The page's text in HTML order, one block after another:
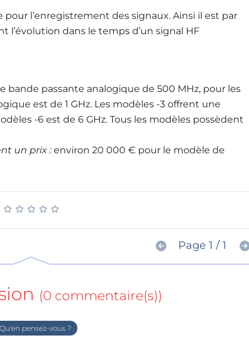
l’enregistrement des signaux. Ainsi il est par
l’évolution dans le temps d’un signal HF
bande passante analogique de 500 MHz, pour les
est de 1 GHz. Les modèles -3 offrent une
-6 est de 6 GHz. Tous les modèles possèdent
un prix :environ 20 000 € pour le modèle de
★ ★ ★ ★ ★
★ ★ ★ ★ ★
Page 1 / 1
(0 commentaire(s))
Qu'en pensez-vous ?